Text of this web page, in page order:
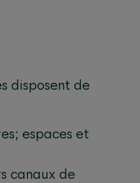
disposent de
espaces et
canaux de